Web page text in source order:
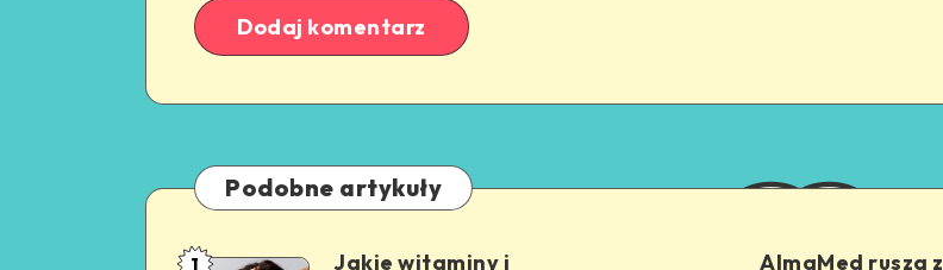
Podobne artykuły
1 Jakie witaminy i AlmaMed rusza z